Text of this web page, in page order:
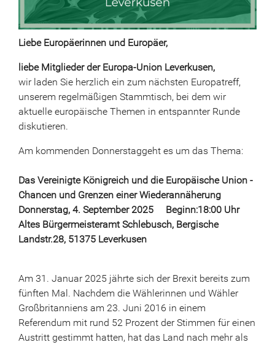
Liebe Europäerinnen und Europäer,
liebe Mitglieder der Europa-Union Leverkusen,
wir laden Sie herzlich ein zum nächsten Europatreff,
unserem regelmäßigen Stammtisch, bei dem wir
aktuelle europäische Themen in entspannter Runde
diskutieren.
Am kommenden Donnerstaggeht es um das Thema:
Das Vereinigte Königreich und die Europäische Union -
Chancen und Grenzen einer Wiederannäherung
Donnerstag, 4. September 2025 Beginn:18:00 Uhr
Altes Bürgermeisteramt Schlebusch, Bergische
Landstr.28, 51375 Leverkusen
Am 31. Januar 2025 jährte sich der Brexit bereits zum
fünften Mal. Nachdem die Wählerinnen und Wähler
Großbritanniens am 23. Juni 2016 in einem
Referendum mit rund 52 Prozent der Stimmen für einen
Austritt gestimmt hatten, hat das Land nach mehr als